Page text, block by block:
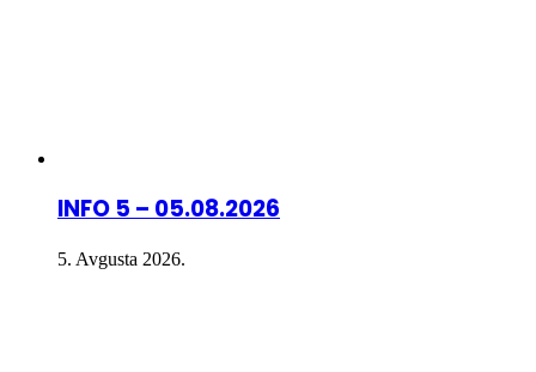
INFO 5 – 05.08.2026
5. Avgusta 2026.